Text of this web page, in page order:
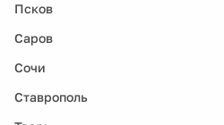
Псков
Саров
Сочи
Ставрополь